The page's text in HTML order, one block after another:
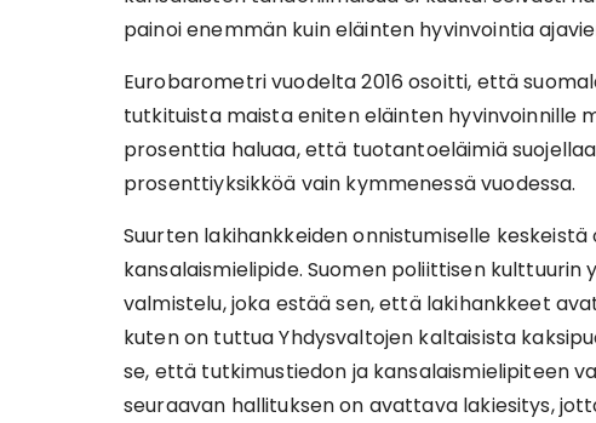
painoi enemmän kuin eläinten hyvinvointia
Eurobarometri vuodelta 2016 osoitti, että
tutkituista maista eniten eläinten hyvinvoinnille
prosenttia haluaa, että tuotantoeläimiä
prosenttiyksikköä vain kymmenessä vuodessa.
Suurten lakihankkeiden onnistumiselle
kansalaismielipide. Suomen poliittisen kulttuurin
valmistelu, joka estää sen, että lakihankkeet
kuten on tuttua Yhdysvaltojen kaltaisista
se, että tutkimustiedon ja kansalaismielipiteen
seuraavan hallituksen on avattava lakiesitys,